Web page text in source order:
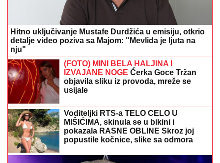
Hitno uključivanje Mustafe Durdžića u emisiju, otkrio
detalje video poziva sa Majom: "Mevlida je ljuta na
nju"
(FOTO) MINI BELA HALJINA I
IZVAJANE NOGE Ćerka Goce Tržan
objavila sliku iz provoda, mreže se
usijale
Voditeljki RTS-a TELO CELO U
MIŠIĆIMA, skinula se u bikini i
pokazala RASNE OBLINE Skroz joj
popustile kočnice, slike sa odmora